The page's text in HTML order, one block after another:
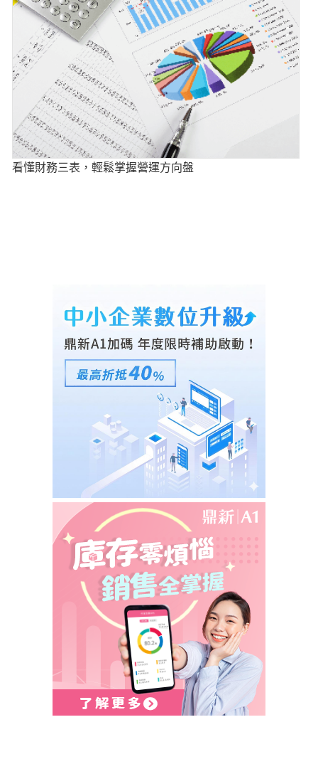
看懂財務三表，輕鬆掌握營運方向盤